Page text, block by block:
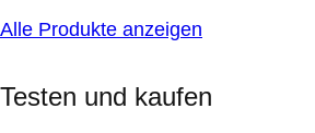
Alle Produkte anzeigen
Testen und kaufen